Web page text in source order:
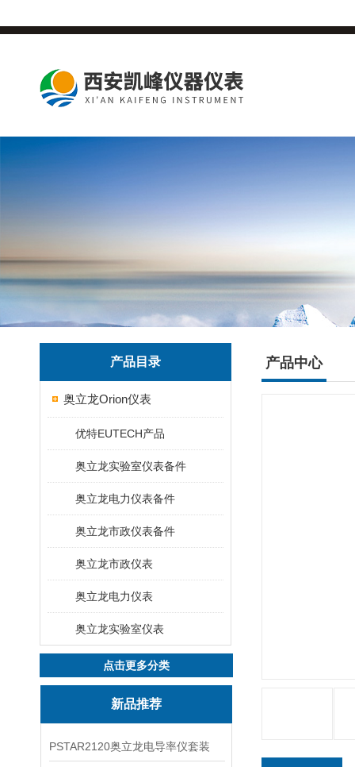
产品目录
奥立龙Orion仪表
优特EUTECH产品
奥立龙实验室仪表备件
奥立龙电力仪表备件
奥立龙市政仪表备件
奥立龙市政仪表
奥立龙电力仪表
奥立龙实验室仪表
点击更多分类
新品推荐
PSTAR2120奥立龙电导率仪套装
产品中心